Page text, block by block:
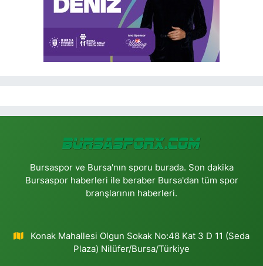
Bursaspor ve Bursa'nın sporu burada. Son dakika
Bursaspor haberleri ile beraber Bursa'dan tüm spor
branşlarının haberleri.
Konak Mahallesi Olgun Sokak No:48 Kat 3 D 11 (Seda
Plaza) Nilüfer/Bursa/Türkiye